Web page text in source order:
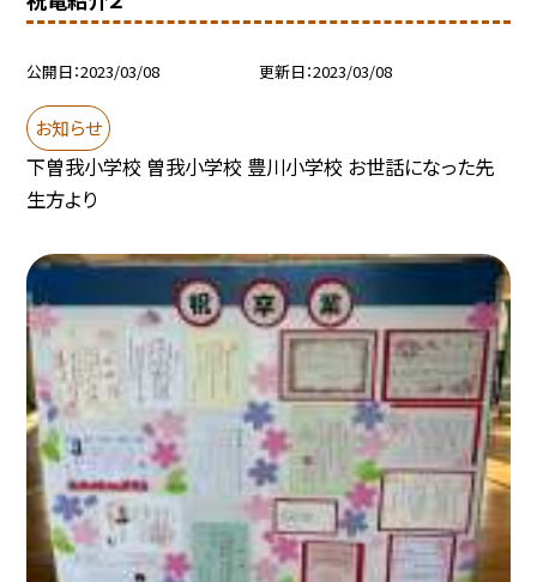
公開日 2023/03/08 更新日 2023/03/08
お知らせ
下曽我小学校 曽我小学校 豊川小学校 お世話になった先
生方より